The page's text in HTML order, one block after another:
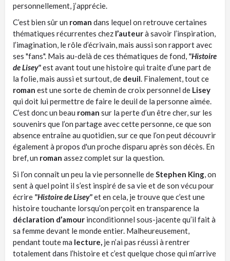
personnellement, j’apprécie.
C’est bien sûr un roman dans lequel on retrouve certaines
thématiques récurrentes chez l’auteurà savoir l’inspiration,
l’imagination, le rôle d’écrivain, mais aussi son rapport avec
ses "fans". Mais au-delà de ces thématiques de fond, "Histoire
de Lisey"est avant tout une histoire qui traite d’une part de
la folie, mais aussi et surtout, de deuil . Finalement, tout ce
roman est une sorte de chemin de croix personnel de Lisey
qui doit lui permettre de faire le deuil de la personne aimée.
C’est donc un beau roman sur la perte d’un être cher, sur les
souvenirs que l’on partage avec cette personne, ce que son
absence entraîne au quotidien, sur ce que l’on peut découvrir
également à propos d'un proche disparu après son décès. En
bref, un roman assez complet sur la question.
Si l’on connaît un peu la vie personnelle de Stephen King , on
sent à quel point il s’est inspiré de sa vie et de son vécu pour
écrire "Histoire de Lisey"et en cela, je trouve que c’est une
histoire touchante lorsqu’on perçoit en transparence la
déclaration d’amour inconditionnel sous-jacente qu’il fait à
sa femme devant le monde entier. Malheureusement,
pendant toute ma lecture, je n’ai pas réussi à rentrer
totalement dans l’histoire et c’est quelque chose qui m’arrive